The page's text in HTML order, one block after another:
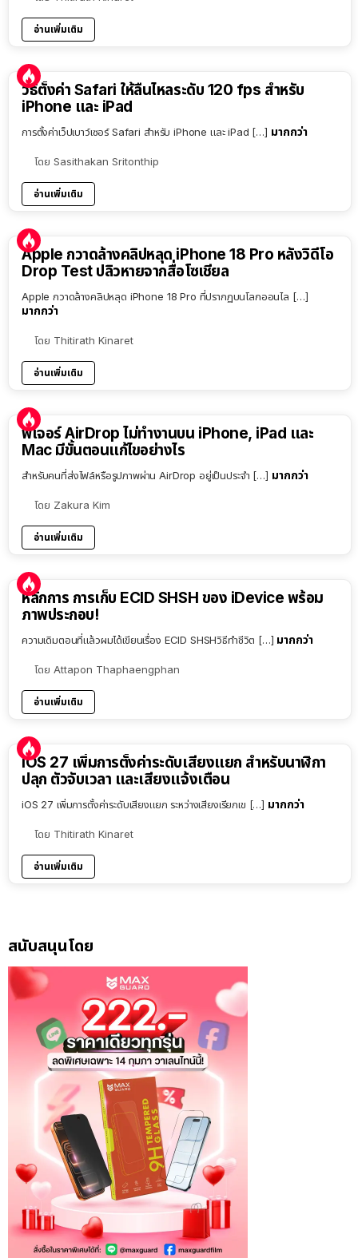
อ่านเพิ่มเติม
วิธีตั้งค่า Safari ให้ลื่นไหลระดับ 120 fps สำหรับ
iPhone และ iPad
การตั้งค่าเว็ปเบาว์เซอร์ Safari สำหรับ iPhone และ iPad […] มากกว่า
โดย Sasithakan Sritonthip
อ่านเพิ่มเติม
Apple กวาดล้างคลิปหลุด iPhone 18 Pro หลังวิดีโอ
Drop Test ปลิวหายจากสื่อโซเชียล
Apple กวาดล้างคลิปหลุด iPhone 18 Pro ที่ปรากฏบนโลกออนไล […]
มากกว่า
โดย Thitirath Kinaret
อ่านเพิ่มเติม
ฟีเจอร์ AirDrop ไม่ทำงานบน iPhone, iPad และ
Mac มีขั้นตอนแก้ไขอย่างไร
สำหรับคนที่ส่งไฟล์หรือรูปภาพผ่าน AirDrop อยู่เป็นประจำ […] มากกว่า
โดย Zakura Kim
อ่านเพิ่มเติม
หลักการ การเก็บ ECID SHSH ของ iDevice พร้อม
ภาพประกอบ!
ความเดิมตอนที่แล้วผมได้เขียนเรื่อง ECID SHSHวิธีทำชีวิต […] มากกว่า
โดย Attapon Thaphaengphan
อ่านเพิ่มเติม
iOS 27 เพิ่มการตั้งค่าระดับเสียงแยก สำหรับนาฬิกา
ปลุก ตัวจับเวลา และเสียงแจ้งเตือน
iOS 27 เพิ่มการตั้งค่าระดับเสียงแยก ระหว่างเสียงเรียกเข […] มากกว่า
โดย Thitirath Kinaret
อ่านเพิ่มเติม
สนับสนุนโดย